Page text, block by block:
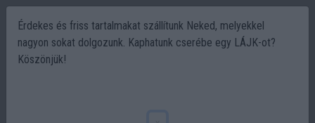
Érdekes és friss tartalmakat szállítunk Neked, melyekkel
nagyon sokat dolgozunk. Kaphatunk cserébe egy LÁJK-ot?
Köszönjük!